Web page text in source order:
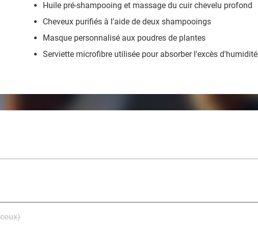
Huile pré-shampooing et massage du cuir chevelu profond
Cheveux purifiés à l'aide de deux shampooings
Masque personnalisé aux poudres de plantes
Serviette microfibre utilisée pour absorber l'excès d'humidité